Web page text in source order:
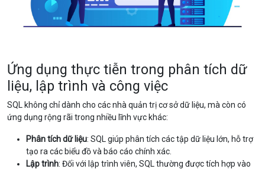
Ứng dụng thực tiễn trong phân tích dữ
liệu, lập trình và công việc
SQL không chỉ dành cho các nhà quản trị cơ sở dữ liệu, mà còn có
ứng dụng rộng rãi trong nhiều lĩnh vực khác:
Phân tích dữ liệu: SQL giúp phân tích các tập dữ liệu lớn, hỗ trợ
tạo ra các biểu đồ và báo cáo chính xác.
Lập trình: Đối với lập trình viên, SQL thường được tích hợp vào